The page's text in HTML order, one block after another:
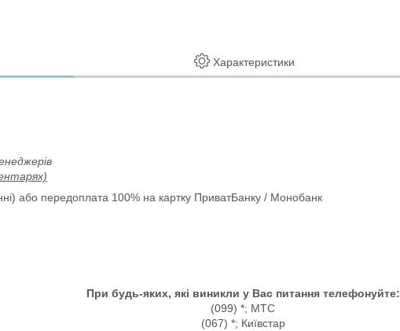
Характеристики
або передоплата 100% на картку ПриватБанку / Монобанк
При будь-яких, які виникли у Вас питання телефонуйте:
(099) *; МТС
(067) *; Київстар